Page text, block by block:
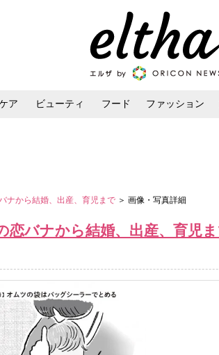
ア ビューティ フード ファッション
ナから結婚、出産、育児まで ＞ 画像・写真詳細
恋バナから結婚、出産、育児